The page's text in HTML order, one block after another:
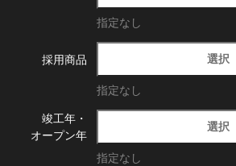
指定なし
採用商品 選択
指定なし
竣工年・
オープン年
選択
指定なし